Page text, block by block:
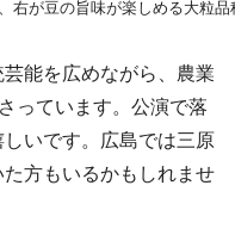
右が豆の旨味が楽しめる大粒
能を広めながら、農業
っています。公演で落
いです。広島では三原
方もいるかもしれませ